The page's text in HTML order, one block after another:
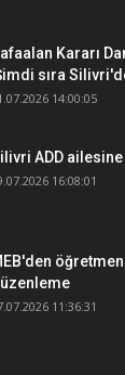
Kararı
sıra
14:00:05
ADD
16:08:01
11:36:31